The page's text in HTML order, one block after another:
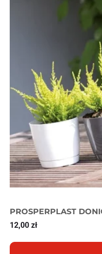
PROSPERPLAST
12,00 zł